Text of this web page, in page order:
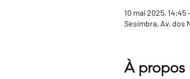
10 mai 2025, 14:45
Sesimbra, Av. dos
À propos